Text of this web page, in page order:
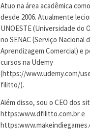
Atuo na área acadêmica
desde 2006. Atualmente
UNOESTE (Universidade do
no SENAC (Serviço Nacional
Aprendizagem Comercial) e
cursos na Udemy
(https://www.udemy.com/
filitto/).
Além disso, sou o CEO dos
https:www.dfilitto.com.br e